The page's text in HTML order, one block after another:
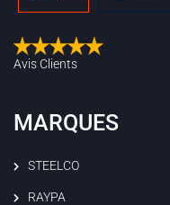
Avis Clients
MARQUES
STEELCO
RAYPA